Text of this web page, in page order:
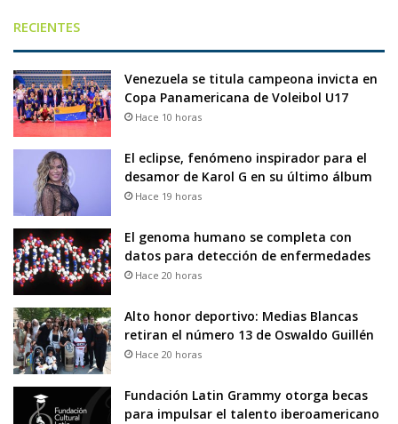
RECIENTES
Venezuela se titula campeona invicta en
Copa Panamericana de Voleibol U17
Hace 10 horas
El eclipse, fenómeno inspirador para el
desamor de Karol G en su último álbum
Hace 19 horas
El genoma humano se completa con
datos para detección de enfermedades
Hace 20 horas
Alto honor deportivo: Medias Blancas
retiran el número 13 de Oswaldo Guillén
Hace 20 horas
Fundación Latin Grammy otorga becas
para impulsar el talento iberoamericano